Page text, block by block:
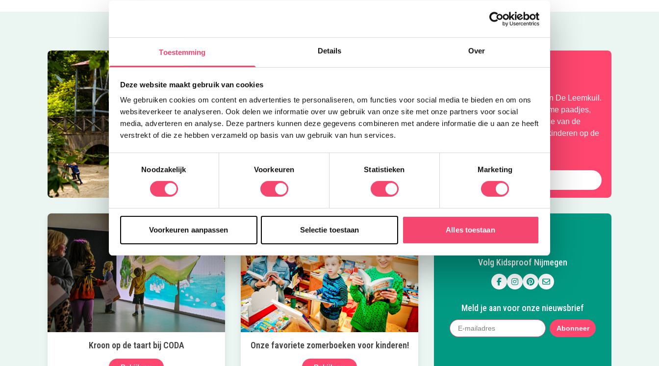
Toestemming Details Over
Deze website maakt gebruik van cookies
We gebruiken cookies om content en advertenties te personaliseren, om functies voor social media te bieden en om ons
websiteverkeer te analyseren. Ook delen we informatie over uw gebruik van onze site met onze partners voor social
media, adverteren en analyse. Deze partners kunnen deze gegevens combineren met andere informatie die u aan ze heeft
verstrekt of die ze hebben verzameld op basis van uw gebruik van hun services.
Toestemmingsselectie
Noodzakelijk
Voorkeuren Statistieken Marketing
Voorkeuren aanpassen Selectie toestaan Alles toestaan
Uitgelicht
Speelpret in het groen
Ontdek het speelbos van speeltuin De Leemkuil.
Klauter over rotsen, verken geheime paadjes,
maak een ritje in het treinje en race van de
glijbaan. Bij mooi weer genieten kinderen op de
Ontdek deze leuke speeltuin
Kroon op de taart bij CODA Onze favoriete zomerboeken voor kinderen!
Volg Kidsproof Nijmegen
Volg ons op Facebook
Volg ons op Instagram
Volg ons op Pinterest
Mail ons
Meld je aan voor onze nieuwsbrief
Abonneer